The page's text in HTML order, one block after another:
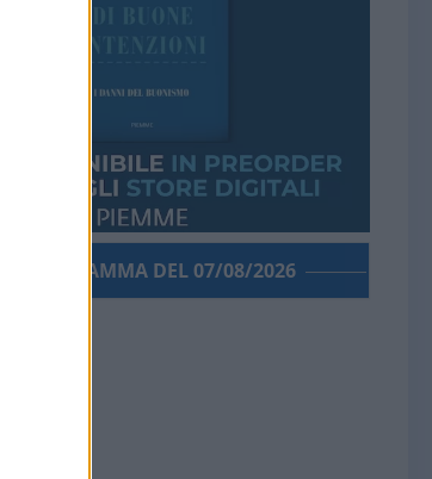
PORROGRAMMA DEL 07/08/2026